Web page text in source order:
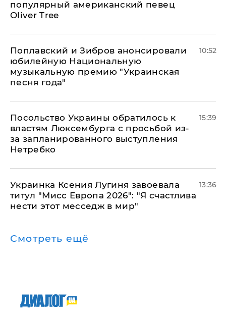
популярный американский певец
Oliver Tree
Поплавский и Зибров анонсировали
юбилейную Национальную
музыкальную премию "Украинская
песня года"
10:52
Посольство Украины обратилось к
властям Люксембурга с просьбой из-
за запланированного выступления
Нетребко
15:39
Украинка Ксения Лугиня завоевала
титул "Мисс Европа 2026": "Я счастлива
нести этот месседж в мир"
13:36
Смотреть ещё